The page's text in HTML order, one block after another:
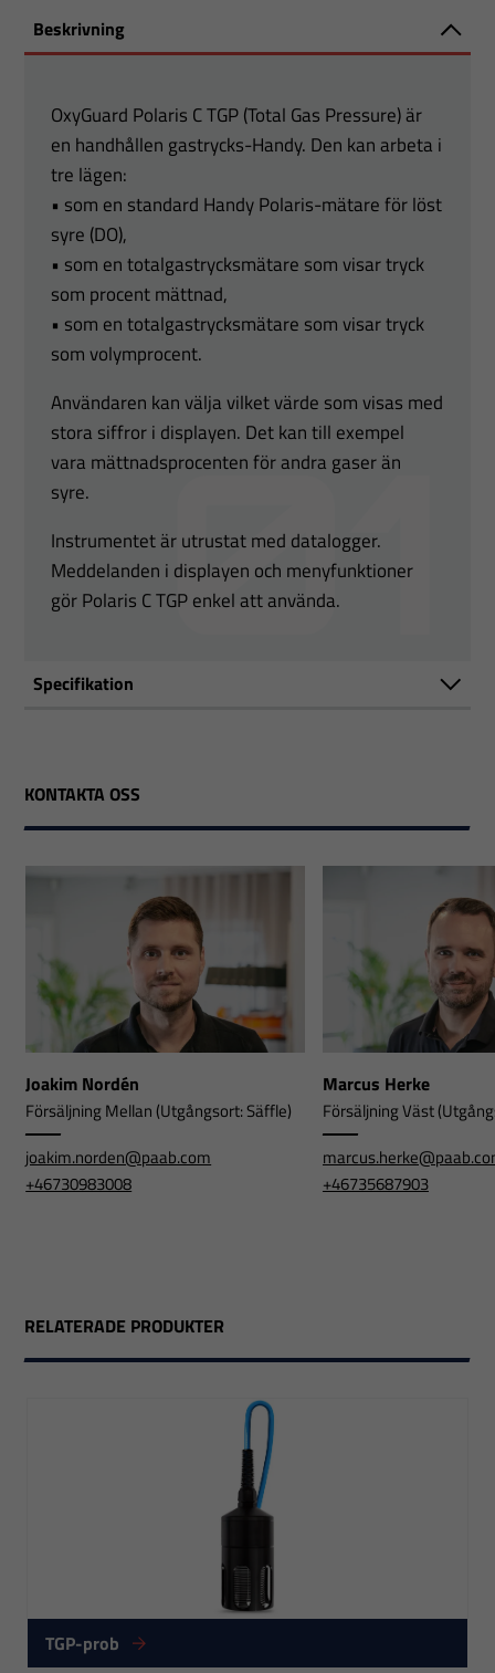
Beskrivning
OxyGuard Polaris C TGP (Total Gas Pressure) är
en handhållen gastrycks-Handy. Den kan arbeta i
tre lägen:
• som en standard Handy Polaris-mätare för löst
syre (DO),
• som en totalgastrycksmätare som visar tryck
som procent mättnad,
• som en totalgastrycksmätare som visar tryck
som volymprocent.
Användaren kan välja vilket värde som visas med
stora siffror i displayen. Det kan till exempel
vara mättnadsprocenten för andra gaser än
syre.
Instrumentet är utrustat med datalogger.
Meddelanden i displayen och menyfunktioner
gör Polaris C TGP enkel att använda.
Specifikation
KONTAKTA OSS
Joakim Nordén
Försäljning Mellan (Utgångsort: Säffle)
joakim.norden@paab.com
+46730983008
Marcus Herke
Försäljning Väst
+46735687903
RELATERADE PRODUKTER
TGP-prob